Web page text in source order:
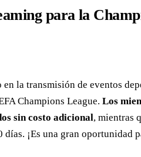
para la
la transmisión de eventos
Champions League. Los
sin costo adicional, mientras
días. ¡Es una gran oportunidad